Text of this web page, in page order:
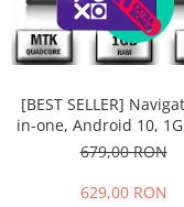
[BEST SELLER]
in-one, Android 10,
& 16GB Memorie,
679,00 RON
629,00 RON